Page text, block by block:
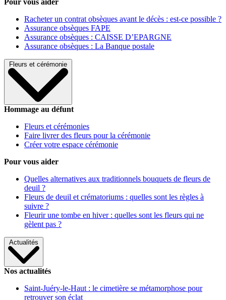
Racheter un contrat obsèques avant le décès : est-ce possible ?
Assurance obsèques FAPE
Assurance obsèques : CAISSE D’EPARGNE
Assurance obsèques : La Banque postale
Fleurs et cérémonie
Hommage au défunt
Fleurs et cérémonies
Faire livrer des fleurs pour la cérémonie
Créer votre espace cérémonie
Pour vous aider
Quelles alternatives aux traditionnels bouquets de fleurs de
deuil ?
Fleurs de deuil et crématoriums : quelles sont les règles à
suivre ?
Fleurir une tombe en hiver : quelles sont les fleurs qui ne
gèlent pas ?
Actualités
Nos actualités
Saint-Juéry-le-Haut : le cimetière se métamorphose pour
retrouver son éclat